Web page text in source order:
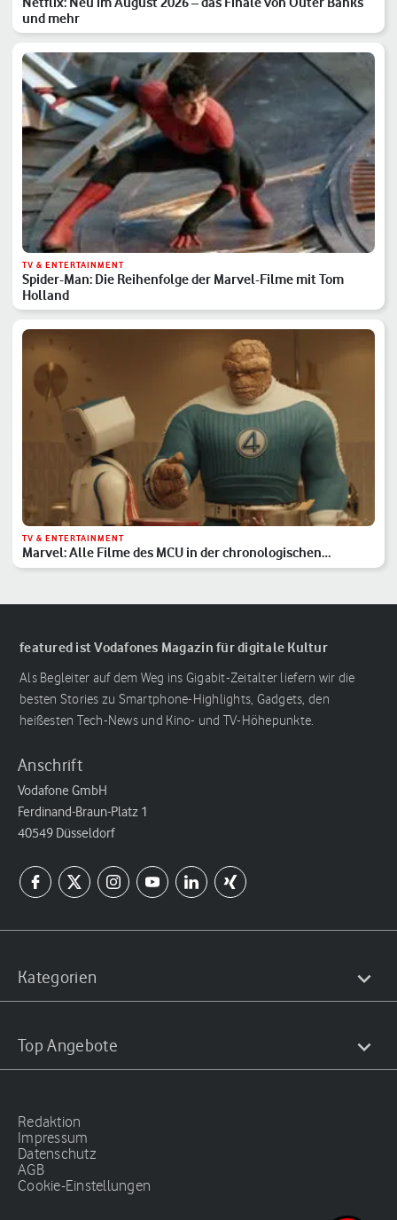
und mehr
TV & ENTERTAINMENT
Spider-Man: Die Reihenfolge der Marvel-Filme mit Tom
Holland
TV & ENTERTAINMENT
Marvel: Alle Filme des MCU in der chronologischen
Reihenfolge
featured ist Vodafones Magazin für digitale Kultur
Als Begleiter auf dem Weg ins Gigabit-Zeitalter liefern wir die
besten Stories zu Smartphone-Highlights, Gadgets, den
heißesten Tech-News und Kino- und TV-Höhepunkte.
Anschrift
Vodafone GmbH
Ferdinand-Braun-Platz 1
40549 Düsseldorf
Kategorien
Top Angebote
Redaktion
Impressum
Datenschutz
AGB
Cookie-Einstellungen